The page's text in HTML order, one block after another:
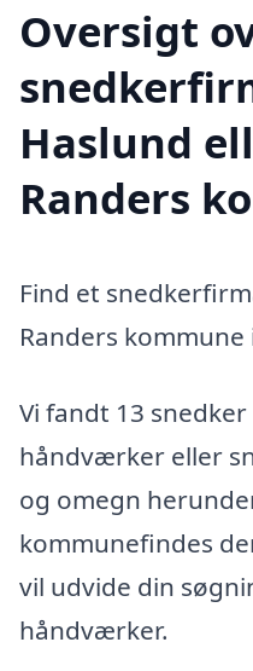
Oversigt
Haslund
Randers
Find et
Randers
Vi fandt 13
håndværker eller
og omegn
kommunefindes
vil udvide din
håndværker.